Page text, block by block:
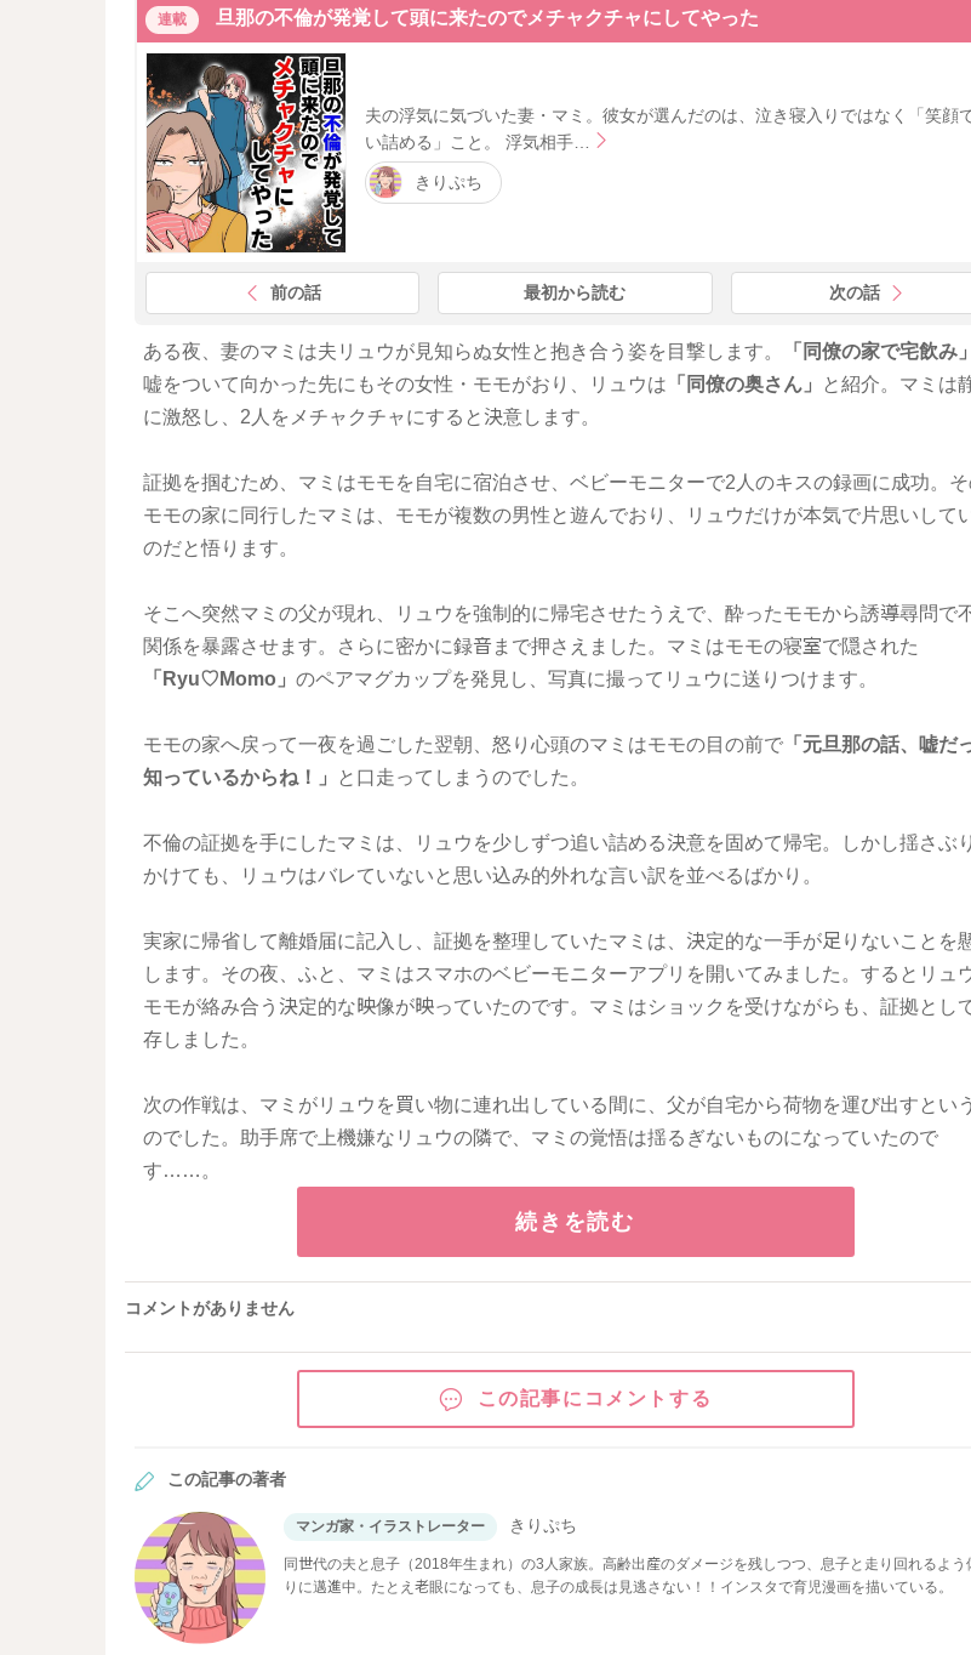
連載 旦那の不倫が発覚して頭に来たのでメチャクチャにしてやった
夫の浮気に気づいた妻・マミ。彼女が選んだのは、泣き寝入りではなく「笑顔
い詰める」こと。 浮気相手…
きりぷち
前の話 最初から読む 次の話
ある夜、妻のマミは夫リュウが見知らぬ女性と抱き合う姿を目撃します。 「同僚の家で宅飲み」
嘘をついて向かった先にもその女性・モモがおり、リュウは 「同僚の奥さん」
と紹介。マミは
に激怒し、2人をメチャクチャにすると決意します。
証拠を掴むため、マミはモモを自宅に宿泊させ、ベビーモニターで2人のキスの録画に成功。
モモの家に同行したマミは、モモが複数の男性と遊んでおり、リュウだけが本気で片思いして
のだと悟ります。
そこへ突然マミの父が現れ、リュウを強制的に帰宅させたうえで、酔ったモモから誘導尋問で
関係を暴露させます。さらに密かに録音まで押さえました。マミはモモの寝室で隠された
「Ryu♡Momo」 のペアマグカップを発見し、写真に撮ってリュウに送りつけます。
モモの家へ戻って一夜を過ごした翌朝、怒り心頭のマミはモモの目の前で 「元旦那の話、嘘だ
知っているからね！」
と口走ってしまうのでした。
不倫の証拠を手にしたマミは、リュウを少しずつ追い詰める決意を固めて帰宅。しかし揺さぶ
かけても、リュウはバレていないと思い込み的外れな言い訳を並べるばかり。
実家に帰省して離婚届に記入し、証拠を整理していたマミは、決定的な一手が足りないことを
します。その夜、ふと、マミはスマホのベビーモニターアプリを開いてみました。するとリュ
モモが絡み合う決定的な映像が映っていたのです。マミはショックを受けながらも、証拠とし
存しました。
次の作戦は、マミがリュウを買い物に連れ出している間に、父が自宅から荷物を運び出すとい
のでした。助手席で上機嫌なリュウの隣で、マミの覚悟は揺るぎないものになっていたので
す……。
続きを読む
コメントがありません
この記事にコメントする
この記事の著者
マンガ家・イラストレーター きりぷち
同世代の夫と息子（2018年生まれ）の3人家族。高齢出産のダメージを残しつつ、息子と走り回れるよう
りに邁進中。たとえ老眼になっても、息子の成長は見逃さない！！インスタで育児漫画を描いている。